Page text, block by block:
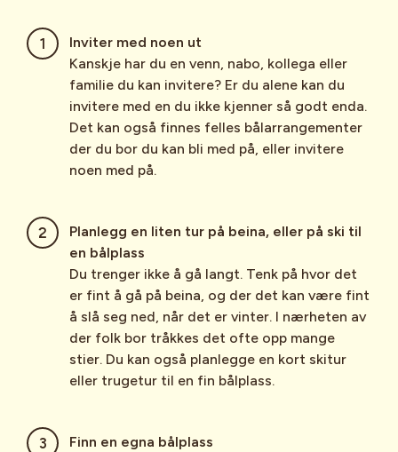
Inviter med noen ut
Kanskje har du en venn, nabo, kollega eller
familie du kan invitere? Er du alene kan du
invitere med en du ikke kjenner så godt enda.
Det kan også finnes felles bålarrangementer
der du bor du kan bli med på, eller invitere
noen med på.
Planlegg en liten tur på beina, eller på ski til
en bålplass
Du trenger ikke å gå langt. Tenk på hvor det
er fint å gå på beina, og der det kan være fint
å slå seg ned, når det er vinter. I nærheten av
der folk bor tråkkes det ofte opp mange
stier. Du kan også planlegge en kort skitur
eller trugetur til en fin bålplass.
Finn en egna bålplass